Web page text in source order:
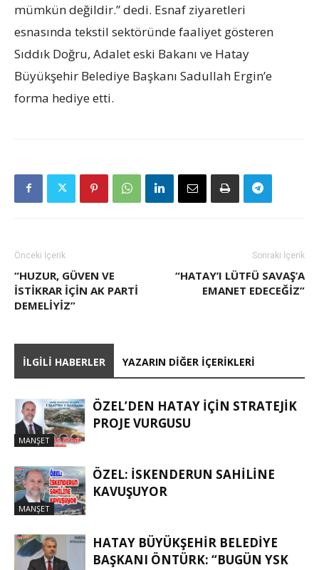
mümkün değildir.” dedi. Esnaf ziyaretleri
esnasında tekstil sektöründe faaliyet gösteren
Sıddık Doğru, Adalet eski Bakanı ve Hatay
Büyükşehir Belediye Başkanı Sadullah Ergin’e
forma hediye etti.
Önceki İçerik
“HUZUR, GÜVEN VE
ISTIKRAR IÇIN AK PARTI
DEMELIYIZ”
Sonraki İçerik
“HATAY’I LÜTFÜ SAVAŞ’A
EMANET EDECEĞIZ”
İLGILI HABERLER YAZARIN DIĞER İÇERIKLERI
MANŞET
ÖZEL’DEN HATAY İÇIN STRATEJIK
PROJE VURGUSU
MANŞET
ÖZEL: İSKENDERUN SAHİLİNE
KAVUŞUYOR
HATAY BÜYÜKŞEHIR BELEDIYE
BAŞKANI ÖNTÜRK: “BUGÜN YSK